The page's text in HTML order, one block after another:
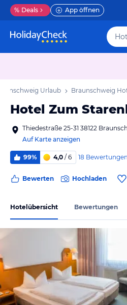
% Deals App öffnen
Urlaub Braunschweig
Hotel Zum
Thiedestraße 25-31 38122
Auf Karte anzeigen
99% 4,0 / 6 18 Bewertungen
Bewerten Hochladen
Hotelübersicht Bewertungen